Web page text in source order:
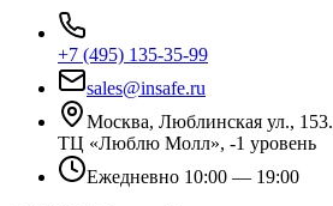
+7 (495) 135-35-99
sales@insafe.ru
Москва, Люблинская ул., 153.
ТЦ «Люблю Молл», -1 уровень
Ежедневно 10:00 — 19:00